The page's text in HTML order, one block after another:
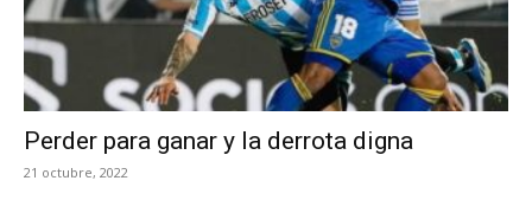
Perder para ganar y la derrota digna
21 octubre, 2022